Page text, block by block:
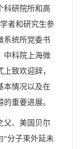
科研院所和高
者和研究生参
系统所党委书
中科院上海微
致欢迎辞，
本情况以及在
重要进展。
父、美国贝尔
“分子束外延未